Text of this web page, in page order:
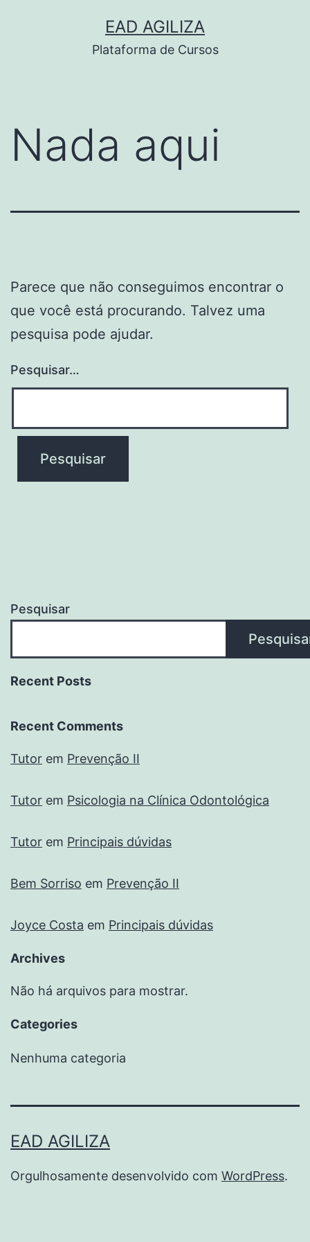
EAD AGILIZA
Plataforma de Cursos
Nada aqui
Parece que não conseguimos encontrar o
que você está procurando. Talvez uma
pesquisa pode ajudar.
Pesquisar…
Pesquisar
Recent Posts
Recent Comments
Tutor em Prevenção II
Tutor em Psicologia na Clínica Odontológica
Tutor em Principais dúvidas
Bem Sorriso em Prevenção II
Joyce Costa em Principais dúvidas
Archives
Não há arquivos para mostrar.
Categories
Nenhuma categoria
EAD AGILIZA
Orgulhosamente desenvolvido com WordPress.